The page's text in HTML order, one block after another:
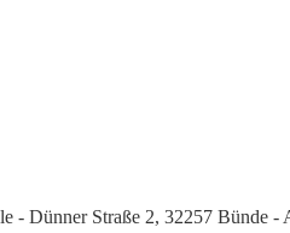
- Dünner Straße 2, 32257 Bünde -